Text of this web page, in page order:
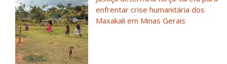
enfrentar crise humanitária dos
Maxakali em Minas Gerais